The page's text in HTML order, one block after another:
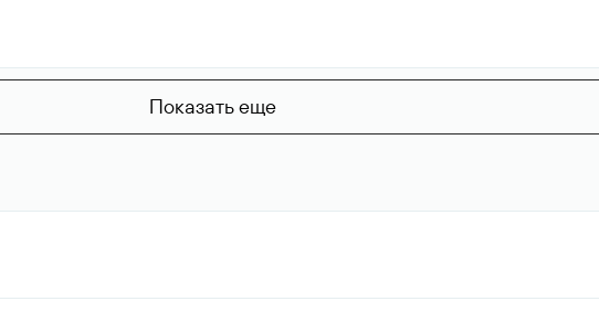
Показать еще